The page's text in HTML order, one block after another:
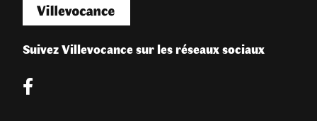
Suivez Villevocance sur les réseaux sociaux